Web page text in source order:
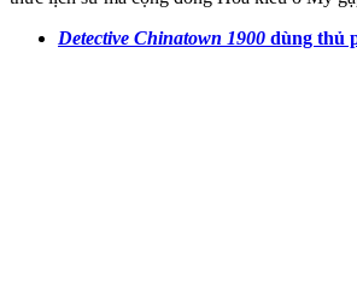
Detective Chinatown 1900 dùng thủ